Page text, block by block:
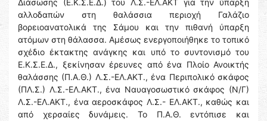
Διάσωσης (Ε.Κ.Σ.Ε.Δ.) του Λ.Σ.-ΕΛ.ΑΚΤ για την ύπαρξη
αλλοδαπών στη θαλάσσια περιοχή Γαλάζιο
βορειοανατολικά της Σάμου και την πιθανή ύπαρξη
ατόμων στη θάλασσα. Αμέσως ενεργοποιήθηκε το τοπικό
σχέδιο έκτακτης ανάγκης και υπό το συντονισμό του
Ε.Κ.Σ.Ε.Δ., ξεκίνησαν έρευνες από ένα Πλοίο Ανοικτής
θαλάσσης (Π.Α.Θ.) Λ.Σ.-ΕΛ.ΑΚΤ., ένα Περιπολικό σκάφος
(ΠΛ.Σ.) Λ.Σ.-ΕΛ.ΑΚΤ., ένα Ναυαγοσωστικό σκάφος (Ν/Γ)
Λ.Σ.-ΕΛ.ΑΚΤ., ένα αεροσκάφος Λ.Σ.- ΕΛ.ΑΚΤ., καθώς και
από χερσαίες δυνάμεις. Το Π.Α.Θ. εντόπισε και